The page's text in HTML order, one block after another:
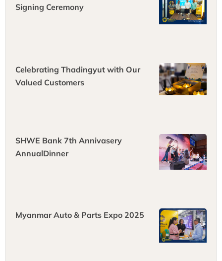
Signing Ceremony
Celebrating Thadingyut with Our
Valued Customers
SHWE Bank 7th Annivasery
AnnualDinner
Myanmar Auto & Parts Expo 2025